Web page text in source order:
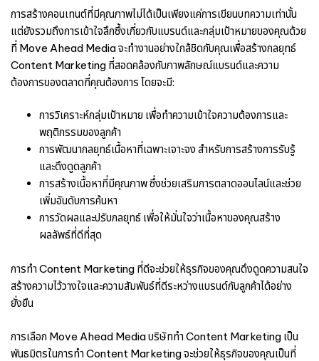
การสร้างคอนเทนต์ที่มีคุณภาพไม่ได้เป็นเพียงแค่การเขียนบทความเท่านั้น
แต่ยังรวมถึงการเข้าใจลึกซึ้งเกี่ยวกับแบรนด์และกลุ่มเป้าหมายของคุณด้วย
ที่ Move Ahead Media จะทำงานอย่างใกล้ชิดกับคุณเพื่อสร้างกลยุทธ์
Content Marketing ที่สอดคล้องกับภาพลักษณ์แบรนด์และความ
ต้องการของตลาดที่คุณต้องการ โดยจะมี:
การวิเคราะห์กลุ่มเป้าหมาย เพื่อทำความเข้าใจความต้องการและ
พฤติกรรมของลูกค้า
การพัฒนากลยุทธ์เนื้อหาที่เฉพาะเจาะจง สำหรับการสร้างการรับรู้
และดึงดูดลูกค้า
การสร้างเนื้อหาที่มีคุณภาพ ซึ่งช่วยเสริมการตลาดออนไลน์และช่วย
เพิ่มอันดับการค้นหา
การวัดผลและปรับกลยุทธ์ เพื่อให้มั่นใจว่าเนื้อหาของคุณสร้าง
ผลลัพธ์ที่ดีที่สุด
การทำ Content Marketing ที่ดีจะช่วยให้ธุรกิจของคุณดึงดูดความสนใจ
สร้างความไว้วางใจและความสัมพันธ์ที่ดีระหว่างแบรนด์กับลูกค้าได้อย่าง
ยั่งยืน
การเลือก Move Ahead Media บริษัททำ Content Marketing เป็น
พันธมิตรในการทำ Content Marketing จะช่วยให้ธุรกิจของคุณเป็นที่